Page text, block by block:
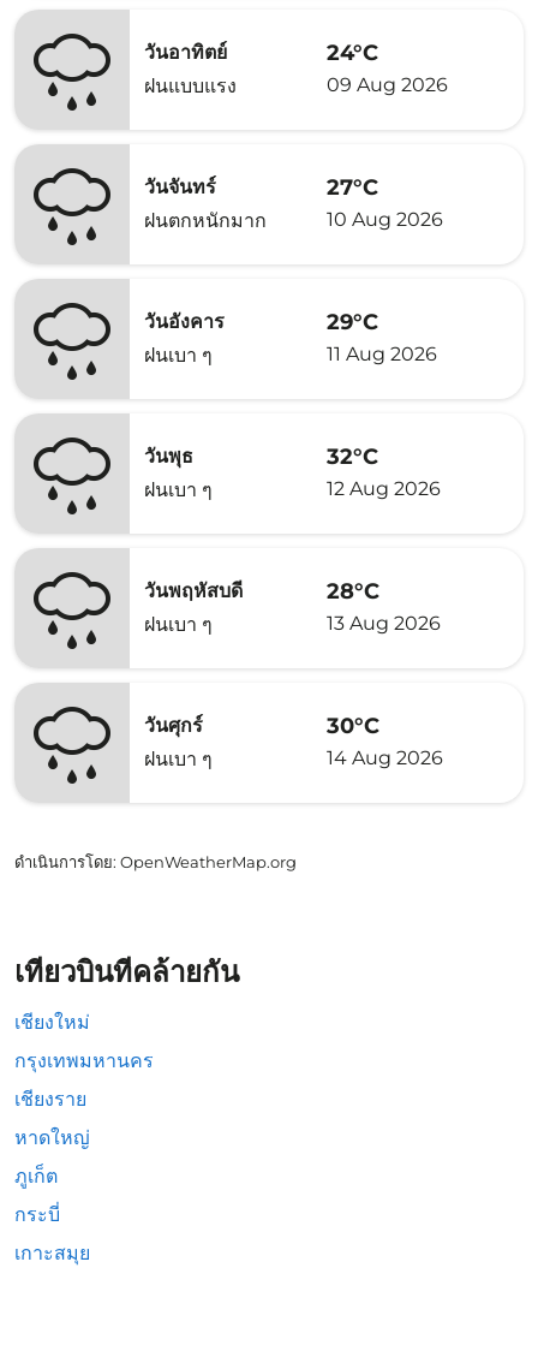
วันอาทิตย์
ฝนแบบแรง
24°C
09 Aug 2026
วันจันทร์
ฝนตกหนักมาก
27°C
10 Aug 2026
วันอังคาร
ฝนเบา ๆ
29°C
11 Aug 2026
วันพุธ
ฝนเบา ๆ
32°C
12 Aug 2026
วันพฤหัสบดี
ฝนเบา ๆ
28°C
13 Aug 2026
วันศุกร์
ฝนเบา ๆ
30°C
14 Aug 2026
ดำเนินการโดย: OpenWeatherMap.org
เที่ยวบินที่คล้ายกัน
เชียงใหม่
กรุงเทพมหานคร
เชียงราย
หาดใหญ่
ภูเก็ต
กระบี่
เกาะสมุย